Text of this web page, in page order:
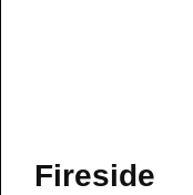
Fireside